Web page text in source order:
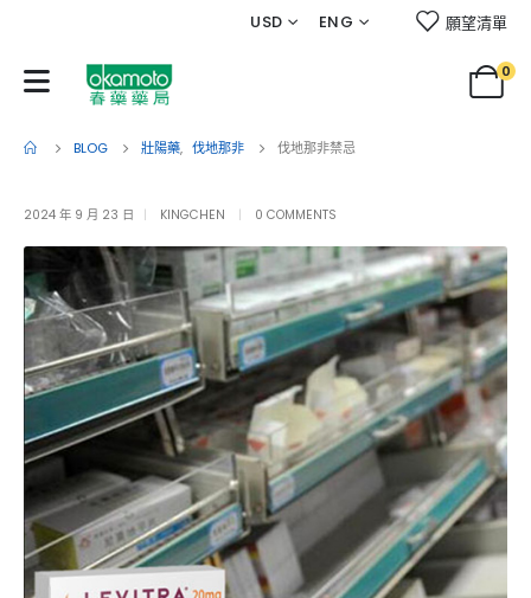
USD ENG 願望清單
0
BLOG 壯陽藥, 伐地那非 伐地那非禁忌
2024 年 9 月 23 日 KINGCHEN 0 COMMENTS